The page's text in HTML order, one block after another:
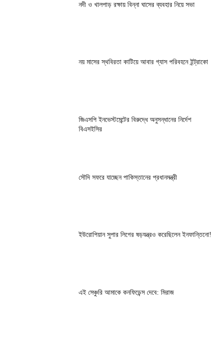
নদী ও খালপাড় রক্ষায় বিন্না ঘাসের ব্যবহার নিয়ে সভা
নয় মাসের স্থবিরতা কাটিয়ে আবার গ্যাস পরিবহনে ইন্ট্রাকো
জিএসপি ইনভেস্টমেন্টের বিরুদ্ধে অনুসন্ধানের নির্দেশ
বিএসইসির
সৌদি সফরে যাচ্ছেন পাকিস্তানের প্রধানমন্ত্রী
ইউরোপিয়ান সুপার লিগের ষড়যন্ত্রও করেছিলেন ইনফান্তিনো!
এই সেঞ্চুরি আমাকে কনফিডেন্স দেবে: মিরাজ